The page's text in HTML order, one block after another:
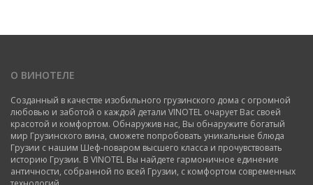
О ВИНОТЕЛЕ
Созданный в качестве изобильного грузинского дома с огромной
любовью и заботой о каждой детали VINOTEL очарует Вас своей
красотой и комфортом. Обнаружив нас, Вы обнаружите богатый
мир Грузинского вина, сможете попробовать уникальные блюда
Грузии с нашим Шеф-поваром высшего класса и прочувствовать
историю Грузии. В VINOTEL Вы найдете гармоничное единение
античности, собранной по всей Грузии, с комфортом современных